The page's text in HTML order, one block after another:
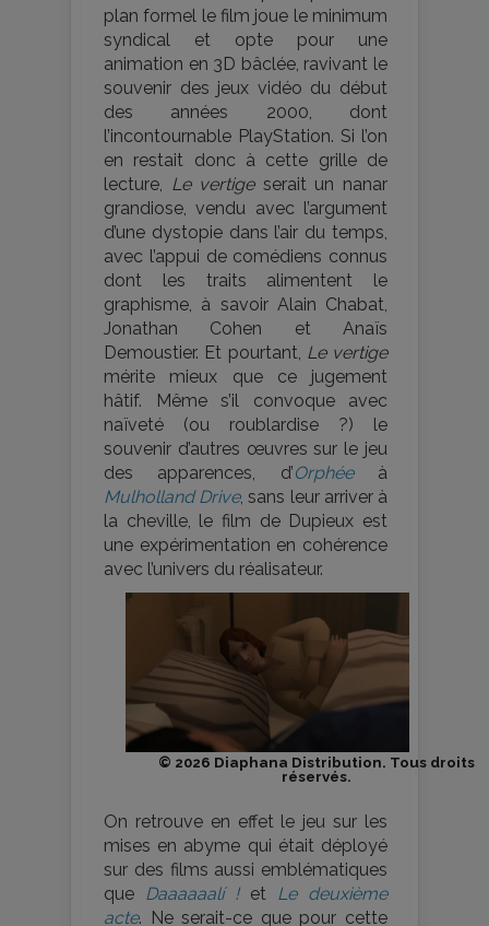
plan formel le film joue le minimum
syndical et opte pour une
animation en 3D bâclée, ravivant le
souvenir des jeux vidéo du début
des années 2000, dont
l’incontournable PlayStation. Si l’on
en restait donc à cette grille de
lecture,
Le vertigeserait un nanar
grandiose, vendu avec l’argument
d’une dystopie dans l’air du temps,
avec l’appui de comédiens connus
dont les traits alimentent le
graphisme, à savoir Alain Chabat,
Jonathan Cohen et Anaïs
Demoustier. Et pourtant, Le vertige
mérite mieux que ce jugement
hâtif. Même s’il convoque avec
naïveté (ou roublardise ?) le
souvenir d’autres œuvres sur le jeu
des apparences, d’Orphéeà
Mulholland Drive, sans leur arriver à
la cheville, le film de Dupieux est
une expérimentation en cohérence
avec l’univers du réalisateur.
© 2026 Diaphana Distribution. Tous droits
réservés.
On retrouve en effet le jeu sur les
mises en abyme qui était déployé
sur des films aussi emblématiques
que Daaaaaalí !et Le deuxième
acte. Ne serait-ce que pour cette